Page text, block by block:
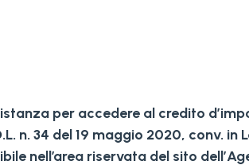
per accedere al credito
n. 34 del 19 maggio 2020, conv. in
nell’area riservata del sito